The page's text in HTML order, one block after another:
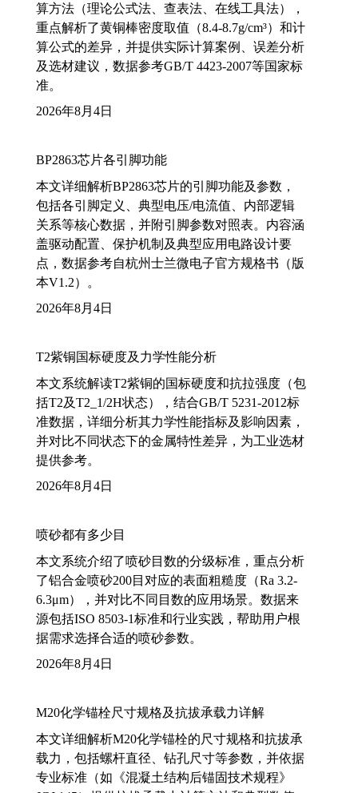
算方法（理论公式法、查表法、在线工具法），
重点解析了黄铜棒密度取值（8.4-8.7g/cm³）和计
算公式的差异，并提供实际计算案例、误差分析
及选材建议，数据参考GB/T 4423-2007等国家标
准。
2026年8月4日
BP2863芯片各引脚功能
本文详细解析BP2863芯片的引脚功能及参数，
包括各引脚定义、典型电压/电流值、内部逻辑
关系等核心数据，并附引脚参数对照表。内容涵
盖驱动配置、保护机制及典型应用电路设计要
点，数据参考自杭州士兰微电子官方规格书（版
本V1.2）。
2026年8月4日
T2紫铜国标硬度及力学性能分析
本文系统解读T2紫铜的国标硬度和抗拉强度（包
括T2及T2_1/2H状态），结合GB/T 5231-2012标
准数据，详细分析其力学性能指标及影响因素，
并对比不同状态下的金属特性差异，为工业选材
提供参考。
2026年8月4日
喷砂都有多少目
本文系统介绍了喷砂目数的分级标准，重点分析
了铝合金喷砂200目对应的表面粗糙度（Ra 3.2-
6.3μm），并对比不同目数的应用场景。数据来
源包括ISO 8503-1标准和行业实践，帮助用户根
据需求选择合适的喷砂参数。
2026年8月4日
M20化学锚栓尺寸规格及抗拔承载力详解
本文详细解析M20化学锚栓的尺寸规格和抗拔承
载力，包括螺杆直径、钻孔尺寸等参数，并依据
专业标准（如《混凝土结构后锚固技术规程》